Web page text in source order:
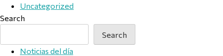
Uncategorized
Search
Search
Noticias del día